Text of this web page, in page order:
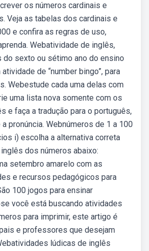
os números cardinais e
Veja as tabelas dos cardinais e
e confira as regras de uso,
Webatividade de inglês,
do sexto ou sétimo ano do ensino
de “number bingo”, para
Webestude cada uma delas com
uma lista nova somente com os
e faça a tradução para o português,
pronúncia. Webnúmeros de 1 a 100
i) escolha a alternativa correta
dos números abaixo:
setembro amarelo com as
e recursos pedagógicos para
100 jogos para ensinar
você está buscando atividades
para imprimir, este artigo é
e professores que desejam
lúdicas de inglês